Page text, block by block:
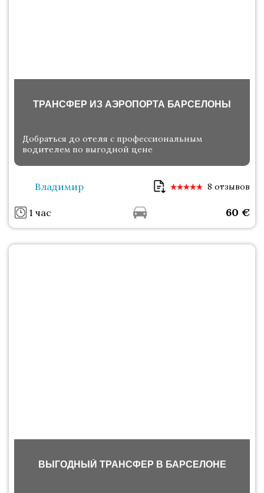
ТРАНСФЕР ИЗ АЭРОПОРТА БАРСЕЛОНЫ
Добраться до отеля с профессиональным
водителем по выгодной цене
Владимир 8 отзывов
1 час 60 €
ВЫГОДНЫЙ ТРАНСФЕР В БАРСЕЛОНЕ